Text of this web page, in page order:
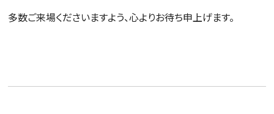
多数ご来場くださいますよう、心よりお待ち申上げます。